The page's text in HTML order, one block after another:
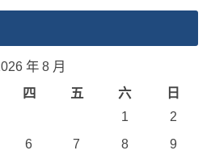
年 8 月
四 五 六
日
1
2
6 7 8
9